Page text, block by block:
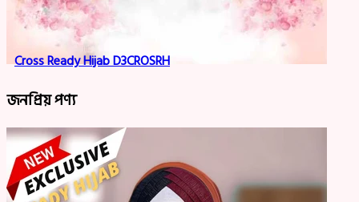
Cross Ready Hijab D3CROSRH
জনপ্রিয় পণ্য